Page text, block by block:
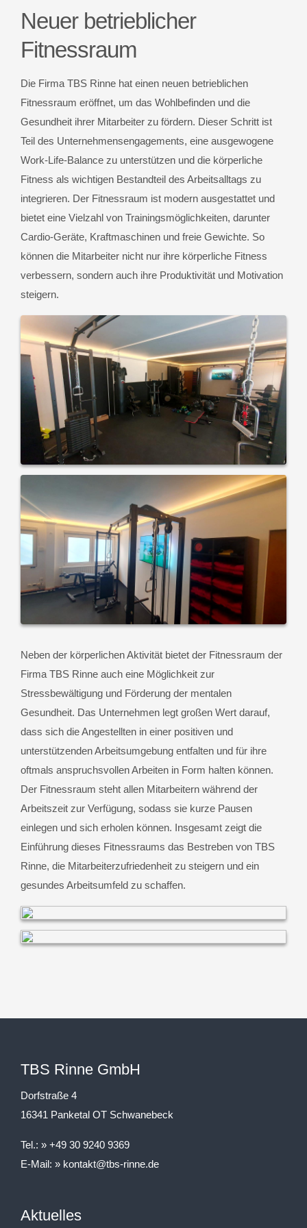
Neuer betrieblicher
Fitnessraum
Die Firma TBS Rinne hat einen neuen betrieblichen
Fitnessraum eröffnet, um das Wohlbefinden und die
Gesundheit ihrer Mitarbeiter zu fördern. Dieser Schritt ist
Teil des Unternehmensengagements, eine ausgewogene
Work-Life-Balance zu unterstützen und die körperliche
Fitness als wichtigen Bestandteil des Arbeitsalltags zu
integrieren. Der Fitnessraum ist modern ausgestattet und
bietet eine Vielzahl von Trainingsmöglichkeiten, darunter
Cardio-Geräte, Kraftmaschinen und freie Gewichte. So
können die Mitarbeiter nicht nur ihre körperliche Fitness
verbessern, sondern auch ihre Produktivität und Motivation
steigern.
Neben der körperlichen Aktivität bietet der Fitnessraum der
Firma TBS Rinne auch eine Möglichkeit zur
Stressbewältigung und Förderung der mentalen
Gesundheit. Das Unternehmen legt großen Wert darauf,
dass sich die Angestellten in einer positiven und
unterstützenden Arbeitsumgebung entfalten und für ihre
oftmals anspruchsvollen Arbeiten in Form halten können.
Der Fitnessraum steht allen Mitarbeitern während der
Arbeitszeit zur Verfügung, sodass sie kurze Pausen
einlegen und sich erholen können. Insgesamt zeigt die
Einführung dieses Fitnessraums das Bestreben von TBS
Rinne, die Mitarbeiterzufriedenheit zu steigern und ein
gesundes Arbeitsumfeld zu schaffen.
TBS Rinne GmbH
Dorfstraße 4
16341 Panketal OT Schwanebeck
Tel.:
+49 30 9240 9369
E-Mail:
kontakt@tbs-rinne.de
Aktuelles